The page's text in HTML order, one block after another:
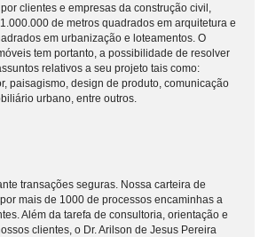
clientes e empresas da construção civil,
de metros quadrados em arquitetura e
em urbanização e loteamentos. O
tem portanto, a possibilidade de resolver
relativos a seu projeto tais como:
paisagismo, design de produto, comunicação
urbano, entre outros.
transações seguras. Nossa carteira de
mais de 1000 de processos encaminhas a
Além da tarefa de consultoria, orientação e
clientes, o Dr. Arilson de Jesus Pereira